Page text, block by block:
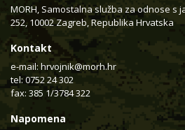
MORH, Samostalna služba za odnose s
252, 10002 Zagreb, Republika Hrvatska
Kontakt
e-mail: hrvojnik@morh.hr
tel: 0752 24 302
fax: 385 1/3784 322
Napomena